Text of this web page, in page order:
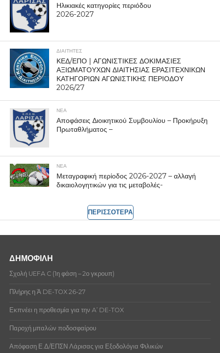
Ηλικιακές κατηγορίες περιόδου
2026-2027
ΔΙΑΙΤΗΤΕΣ
ΚΕΔ/ΕΠΟ | ΑΓΩΝΙΣΤΙΚΕΣ ΔΟΚΙΜΑΣΙΕΣ
ΑΞΙΩΜΑΤΟΥΧΩΝ ΔΙΑΙΤΗΣΙΑΣ ΕΡΑΣΙΤΕΧΝΙΚΩΝ
ΚΑΤΗΓΟΡΙΩΝ ΑΓΩΝΙΣΤΙΚΗΣ ΠΕΡΙΟΔΟΥ
2026/27
ΝΕΑ
Αποφάσεις Διοικητικού Συμβουλίου – Προκήρυξη
Πρωταθλήματος –
ΝΕΑ
Μεταγραφική περίοδος 2026-2027 – αλλαγή
δικαιολογητικών για τις μεταβολές-
ΠΕΡΙΣΣΟΤΕΡΑ
ΔΗΜΟΦΙΛΗ
Σχολή UEFA C (1η φάση – 2ο γκρουπ)
Πλήρης η Ά DE-TOX 26-27
Εκπνέει η προθεσμία για την A’ DE-TOX
Παροχή μπαλών ποδοσφαίρου
Απόφαση Ε.Δ/ΕΠΣΝ Λάρισας για Εξοδολόγια Φιλικών